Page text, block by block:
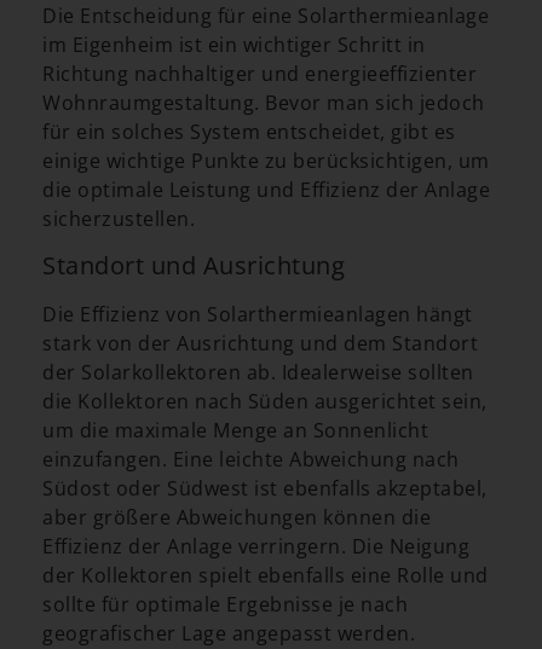
Die Entscheidung für eine Solarthermieanlage
im Eigenheim ist ein wichtiger Schritt in
Richtung nachhaltiger und energieeffizienter
Wohnraumgestaltung. Bevor man sich jedoch
für ein solches System entscheidet, gibt es
einige wichtige Punkte zu berücksichtigen, um
die optimale Leistung und Effizienz der Anlage
sicherzustellen.
Standort und Ausrichtung
Die Effizienz von Solarthermieanlagen hängt
stark von der Ausrichtung und dem Standort
der Solarkollektoren ab. Idealerweise sollten
die Kollektoren nach Süden ausgerichtet sein,
um die maximale Menge an Sonnenlicht
einzufangen. Eine leichte Abweichung nach
Südost oder Südwest ist ebenfalls akzeptabel,
aber größere Abweichungen können die
Effizienz der Anlage verringern. Die Neigung
der Kollektoren spielt ebenfalls eine Rolle und
sollte für optimale Ergebnisse je nach
geografischer Lage angepasst werden.